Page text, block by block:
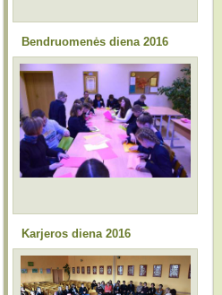
Bendruomenės diena 2016
Karjeros diena 2016